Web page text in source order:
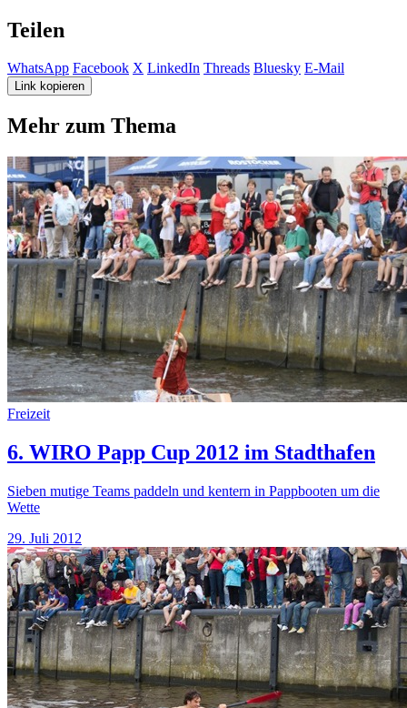
Teilen
WhatsApp Facebook X LinkedIn Threads Bluesky E-Mail
Link kopieren
Mehr zum Thema
Freizeit
6. WIRO Papp Cup 2012 im Stadthafen
Sieben mutige Teams paddeln und kentern in Pappbooten um die
Wette
29. Juli 2012